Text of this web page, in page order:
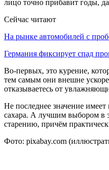
лицо точно прибавит годы,
Сейчас читают
На рынке автомобилей с
Германия фиксирует спад
Во-первых, это курение,
тем самым они внешне
отказываетесь от
Не последнее значение
сахара. А лучшим выбором в
старению, причём
Фото: pixabay.com